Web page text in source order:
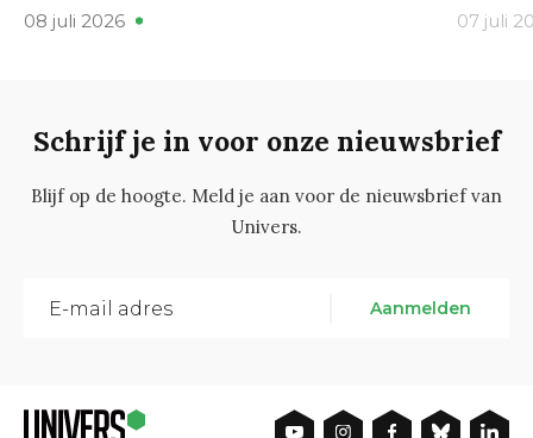
08 juli 2026 07 juli
Schrijf je in voor onze nieuwsbrief
Blijf op de hoogte. Meld je aan voor de nieuwsbrief van
Univers.
Aanmelden